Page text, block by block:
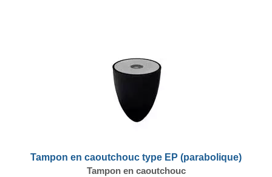
Tampon en caoutchouc type EP (parabolique)
Tampon en caoutchouc